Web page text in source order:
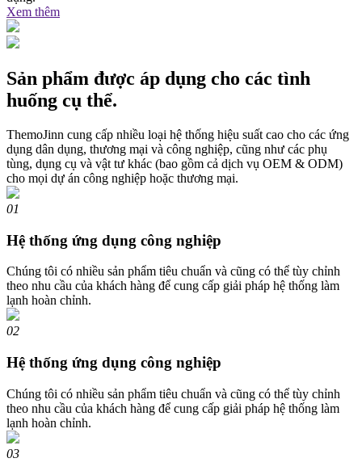
Xem thêm
Sản phẩm được áp dụng cho các tình
huống cụ thể.
ThemoJinn cung cấp nhiều loại hệ thống hiệu suất cao cho các ứng
dụng dân dụng, thương mại và công nghiệp, cũng như các phụ
tùng, dụng cụ và vật tư khác (bao gồm cả dịch vụ OEM & ODM)
cho mọi dự án công nghiệp hoặc thương mại.
01
Hệ thống ứng dụng công nghiệp
Chúng tôi có nhiều sản phẩm tiêu chuẩn và cũng có thể tùy chỉnh
theo nhu cầu của khách hàng để cung cấp giải pháp hệ thống làm
lạnh hoàn chỉnh.
02
Hệ thống ứng dụng công nghiệp
Chúng tôi có nhiều sản phẩm tiêu chuẩn và cũng có thể tùy chỉnh
theo nhu cầu của khách hàng để cung cấp giải pháp hệ thống làm
lạnh hoàn chỉnh.
03